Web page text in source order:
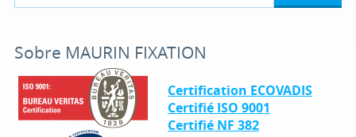
Sobre MAURIN FIXATION
Certification ECOVADIS
Certifié ISO 9001
Certifié NF 382